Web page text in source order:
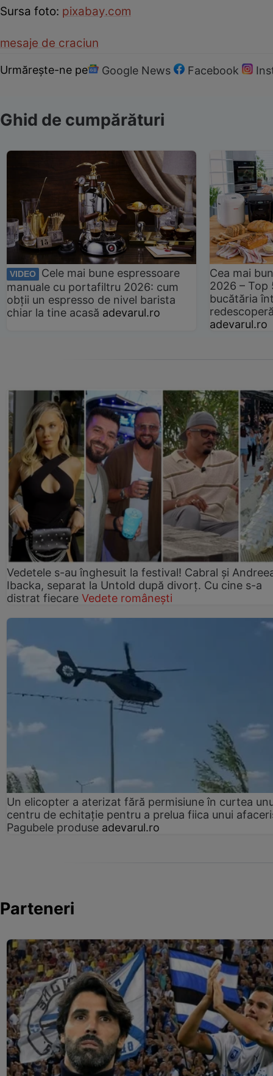
Sursa foto: pixabay.com
mesaje de craciun
Urmărește-ne pe Google News Facebook
Ghid de cumpărături
VIDEO
Cele mai bune espressoare
manuale cu portafiltru 2026: cum
obții un espresso de nivel barista
chiar la tine acasă adevarul.ro
Cea mai
2026 –
bucătăria
adevarul.ro
Vedetele s-au înghesuit la festival! Cabral și
Ibacka, separat la Untold după divorț. Cu cine s-a
distrat fiecare Vedete românești
Un elicopter a aterizat fără permisiune în curtea
centru de echitație pentru a prelua fiica unui
Pagubele produse adevarul.ro
Parteneri